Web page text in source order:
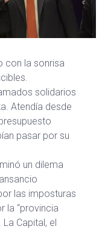
con la sonrisa
solidarios
Atendía desde
pasar por su
un dilema
las imposturas
la “provincia
Capital, el